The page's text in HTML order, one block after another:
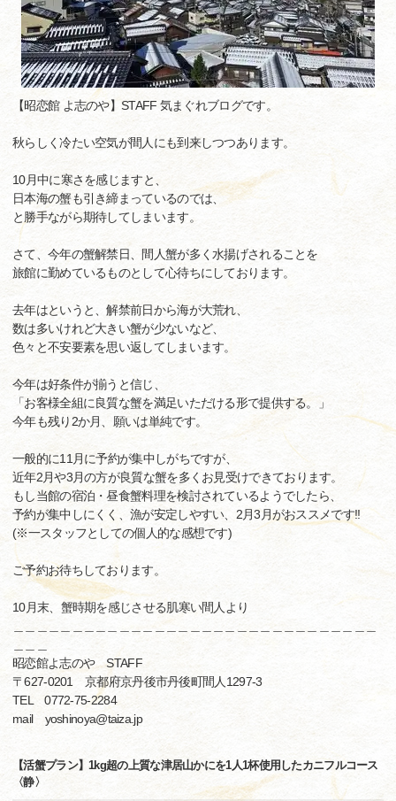
【昭恋館 よ志のや】STAFF 気まぐれブログです。
秋らしく冷たい空気が間人にも到来しつつあります。
10月中に寒さを感じますと、
日本海の蟹も引き締まっているのでは、
と勝手ながら期待してしまいます。
さて、今年の蟹解禁日、間人蟹が多く水揚げされることを
旅館に勤めているものとして心待ちにしております。
去年はというと、解禁前日から海が大荒れ、
数は多いけれど大きい蟹が少ないなど、
色々と不安要素を思い返してしまいます。
今年は好条件が揃うと信じ、
「お客様全組に良質な蟹を満足いただける形で提供する。」
今年も残り2か月、願いは単純です。
一般的に11月に予約が集中しがちですが、
近年2月や3月の方が良質な蟹を多くお見受けできております。
もし当館の宿泊・昼食蟹料理を検討されているようでしたら、
予約が集中しにくく、漁が安定しやすい、2月3月がおススメです!!
(※一スタッフとしての個人的な感想です)
ご予約お待ちしております。
10月末、蟹時期を感じさせる肌寒い間人より
＿＿＿＿＿＿＿＿＿＿＿＿＿＿＿＿＿＿＿＿＿＿＿＿＿＿＿＿＿＿＿
昭恋館よ志のや STAFF
〒627-0201 京都府京丹後市丹後町間人1297-3
TEL 0772-75-2284
mail yoshinoya@taiza.jp
【活蟹プラン】1kg超の上質な津居山かにを1人1杯使用したカニフルコース
〈静〉